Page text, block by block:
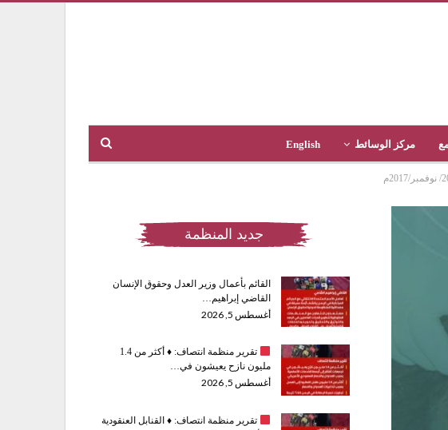
مركز الوسائط English
جديد المنظمة
القائم بأعمال وزير العدل وحقوق الإنسان
القاضي إبراهيم…
أغسطس 5, 2026
تقرير منظمة انتصاف: ♦️
أكثر من 1.4
مليون نازح يعيشون في…
أغسطس 5, 2026
تقرير منظمة انتصاف: ♦️القنابل العنقودية